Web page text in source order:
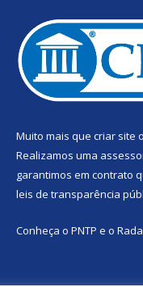
Muito mais que criar site
Realizamos uma
garantimos em contrato
leis de transparência
Conheça o PNTP e o